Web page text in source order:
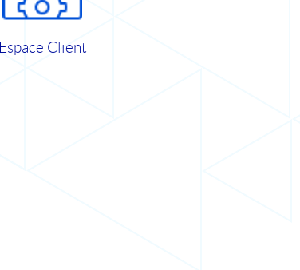
Espace Client